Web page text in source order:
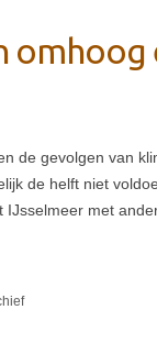
omhoog